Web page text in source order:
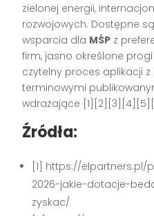
zielonej energii,
rozwojowych. Dostępne
wsparcia dla MŚP z
firm, jasno określone
czytelny proces aplikacji
terminowymi
wdrażające
Źródła:
[1] https://
2026-jakie-dotacje-
zyskac/